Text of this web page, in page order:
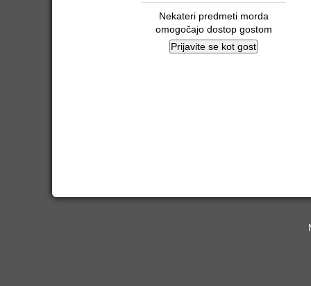
Nekateri predmeti morda
omogočajo dostop gostom